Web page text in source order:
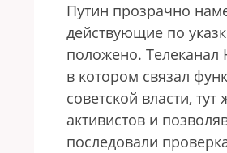
Путин прозрачно
действующие по
положено. Телеканал
в котором связал
советской власти,
активистов и
последовали